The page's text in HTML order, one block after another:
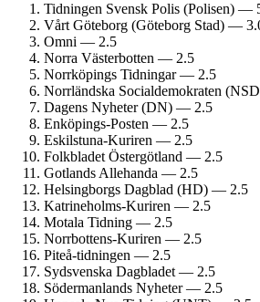
Tidningen Svensk Polis (Polisen) —
Vårt Göteborg (Göteborg Stad) —
Omni — 2.5
Norra Västerbotten — 2.5
Norrköpings Tidningar — 2.5
Norrländska Social­demokraten
Dagens Nyheter (DN) — 2.5
Enköpings-Posten — 2.5
Eskilstuna-Kuriren — 2.5
Folkbladet Östergötland — 2.5
Gotlands Allehanda — 2.5
Helsingborgs Dagblad (HD) — 2.5
Katrineholms-Kuriren — 2.5
Motala Tidning — 2.5
Norrbottens-Kuriren — 2.5
Piteå-tidningen — 2.5
Sydsvenska Dagbladet — 2.5
Söderman­lands Nyheter — 2.5